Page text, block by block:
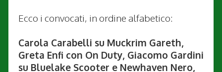
Ecco i convocati, in ordine alfabetico:
Carola Carabelli su Muckrim Gareth,
Greta Enfi con On Duty, Giacomo Gardini
su Bluelake Scooter e Newhaven Nero,